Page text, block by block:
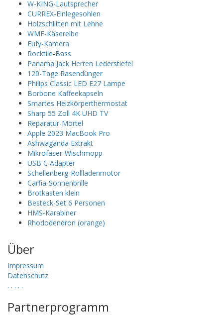
W-KING-Lautsprecher
CURREX-Einlegesohlen
Holzschlitten mit Lehne
WMF-Käsereibe
Eufy-Kamera
Rocktile-Bass
Panama Jack Herren Lederstiefel
120-Tage Rasendünger
Philips Classic LED E27 Lampe
Borbone Kaffeekapseln
Smartes Heizkörperthermostat
Sharp 55 Zoll 4K UHD TV
Reparatur-Mörtel
Apple 2023 MacBook Pro
Ashwaganda Extrakt
Mikrofaser-Wischmopp
USB C Adapter
Schellenberg-Rollladenmotor
Carfia-Sonnenbrille
Brotkasten klein
Besteck-Set 6 Personen
HMS-Karabiner
Rhododendron (orange)
Über
Impressum
Datenschutz
. . . . .
Partnerprogramm